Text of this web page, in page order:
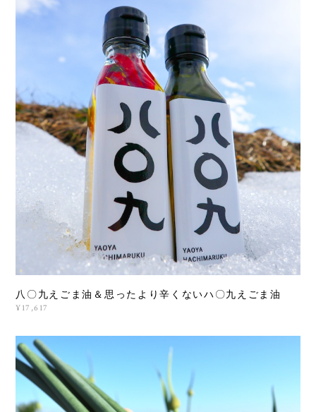
八〇九えごま油＆思ったより辛くないハ〇九えごま油
¥17,617